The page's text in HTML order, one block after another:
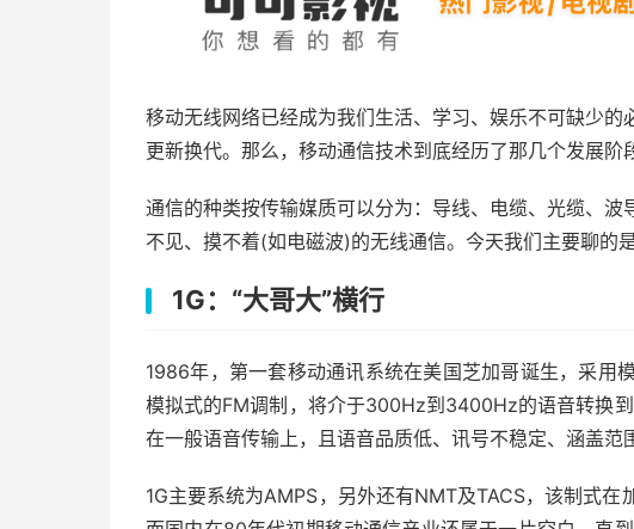
移动无线网络已经成为我们生活、学习、娱乐不可缺少
更新换代。那么，移动通信技术到底经历了那几个发展阶
通信的种类按传输媒质可以分为：导线、电缆、光缆、
不见、摸不着(如电磁波)的无线通信。今天我们主要聊的是
1G：“大哥大”横行
1986年，第一套移动通讯系统在美国芝加哥诞生，采用
模拟式的FM调制，将介于300Hz到3400Hz的语音转换
在一般语音传输上，且语音品质低、讯号不稳定、涵盖范
1G主要系统为AMPS，另外还有NMT及TACS，该制式在